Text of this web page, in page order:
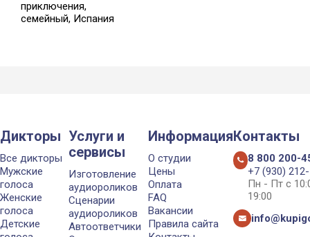
приключения,
семейный, Испания
Дикторы
Все дикторы
Мужские
голоса
Женские
голоса
Детские
Услуги и
сервисы
Изготовление
аудиороликов
Сценарии
аудиороликов
Автоответчики
Информация
О студии
Цены
Оплата
FAQ
Вакансии
Правила сайта
Контакты
8 800 200-
+7 (930)
Пн - Пт с
19:00